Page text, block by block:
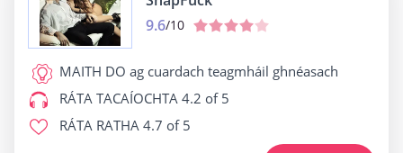
9.6/10
MAITH DO ag cuardach teagmháil ghnéasach
RÁTA TACAÍOCHTA 4.2 of 5
RÁTA RATHA 4.7 of 5